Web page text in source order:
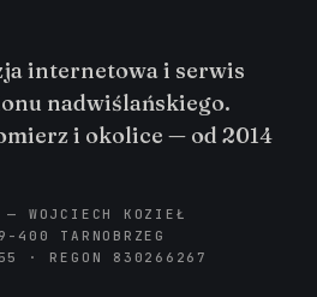
internetowa i serwis
nadwiślańskiego.
i okolice — od 2014
— WOJCIECH KOZIEŁ
TARNOBRZEG
· REGON 830266267